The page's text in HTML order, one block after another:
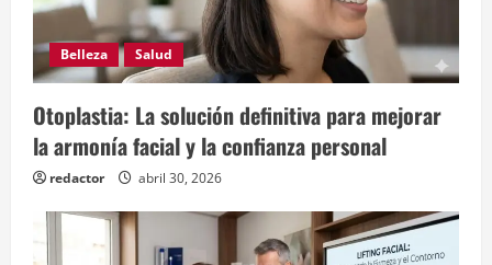
Belleza Salud
Otoplastia: La solución definitiva para mejorar
la armonía facial y la confianza personal
redactor abril 30, 2026